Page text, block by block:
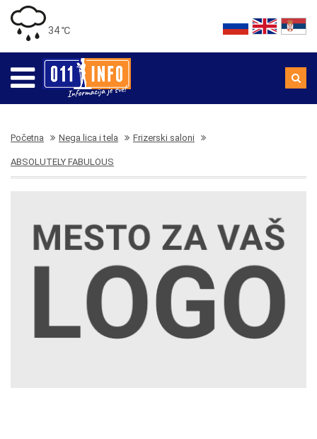
34 ℃
Početna Nega lica i tela Frizerski saloni
ABSOLUTELY FABULOUS